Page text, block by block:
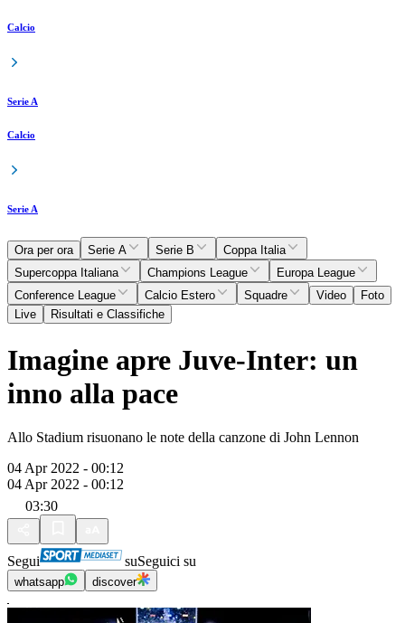
Calcio
Serie A
Calcio
Serie A
Ora per ora Serie A Serie B
Coppa Italia
Supercoppa Italiana
Champions League
Europa League
Conference League
Calcio Estero Squadre Video
Foto
Live
Risultati e Classifiche
Imagine apre Juve-Inter: un
inno alla pace
Allo Stadium risuonano le note della canzone di John Lennon
04 Apr 2022 - 00:12
04 Apr 2022 - 00:12
03:30
Segui suSeguici su
whatsapp discover